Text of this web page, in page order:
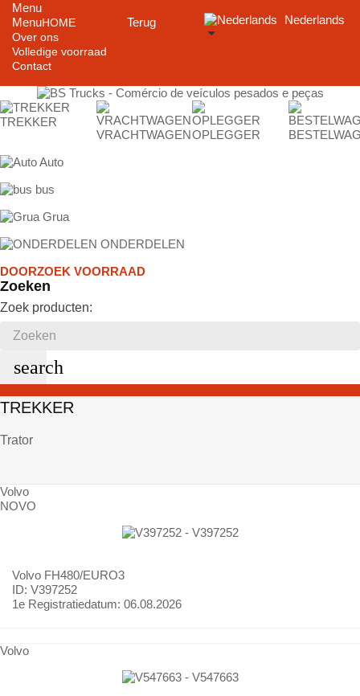
Menu
Menu
Terug
HOME
Over ons
Volledige voorraad
Contact
Nederlands
TREKKER
VRACHTWAGENOPLEGGER
Auto
bus
Grua
ONDERDELEN
DOORZOEK VOORRAAD
Zoeken
Zoek producten:
search
TREKKER
Trator
Volvo
NOVO
Volvo FH480/EURO3
ID: V397252
1e Registratiedatum: 06.08.2026
Volvo